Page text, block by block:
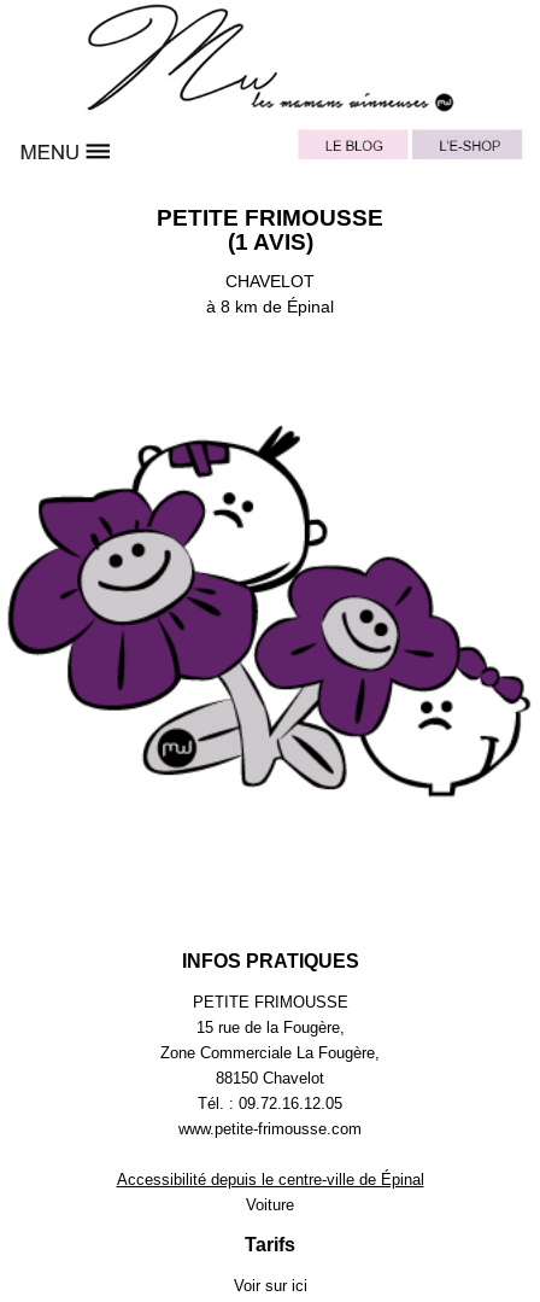
PETITE FRIMOUSSE
(1 AVIS)
CHAVELOT
à 8 km de Épinal
INFOS PRATIQUES
PETITE FRIMOUSSE
15 rue de la Fougère,
Zone Commerciale La Fougère,
88150 Chavelot
Tél. : 09.72.16.12.05
www.petite-frimousse.com
Accessibilité depuis le centre-ville de Épinal
Voiture
Tarifs
Voir sur ici